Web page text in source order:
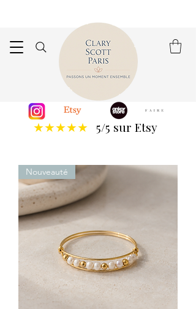
★★★★★ 5/5 sur Etsy
Nouveauté